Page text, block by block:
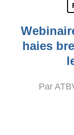
haies
Par